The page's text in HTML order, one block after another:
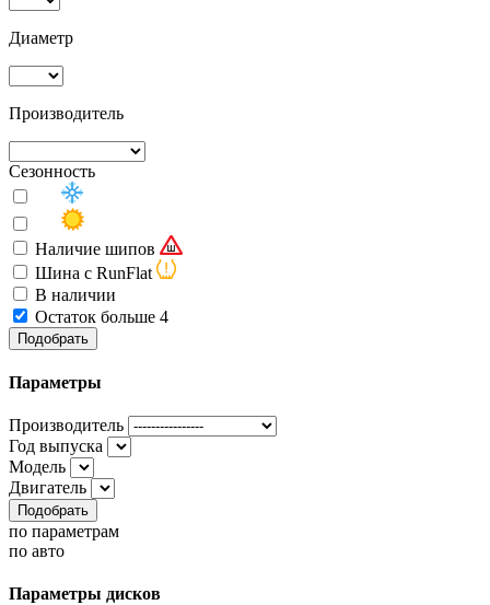
Диаметр
Производитель
Сезонность
Наличие шипов
Шина с RunFlat
В наличии
Остаток больше 4
Подобрать
Параметры
Производитель
Год выпуска
Модель
Двигатель
Подобрать
по параметрам
по авто
Параметры дисков